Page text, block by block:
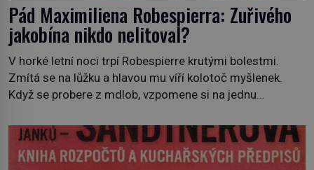
Pád Maximiliena Robespierra: Zuřivého
jakobína nikdo nelitoval?
V horké letní noci trpí Robespierre krutými bolestmi.
Zmítá se na lůžku a hlavou mu víří kolotoč myšlenek.
Když se probere z mdlob, vzpomene si na jednu
Prorokovala mu tragický osud. Tehdy se jí vysmál.
„Robespierre to dotáhne hodně daleko,“ prohlásil o něm
jiný významný francouzský revolucionář, Honoré de